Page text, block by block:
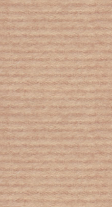
: Κατά 80% αυξήθηκαν οι
στη Τηλεφωνική Γραμμή
Υποστήριξης